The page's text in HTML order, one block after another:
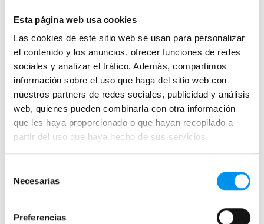
Esta página web usa cookies
Las cookies de este sitio web se usan para personalizar
el contenido y los anuncios, ofrecer funciones de redes
sociales y analizar el tráfico. Además, compartimos
información sobre el uso que haga del sitio web con
nuestros partners de redes sociales, publicidad y análisis
web, quienes pueden combinarla con otra información
que les haya proporcionado o que hayan recopilado a
partir del uso que haya hecho de sus servicios.
Necesarias
Preferencias
5 detalles para un baño nuevo
Publicada el 28 Diciembre, 2018 por Ana Lenador.